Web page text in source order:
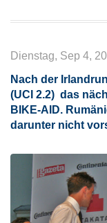
Dienstag, Sep 4,
Nach der
(UCI 2.2) das
BIKE-AID.
darunter nicht